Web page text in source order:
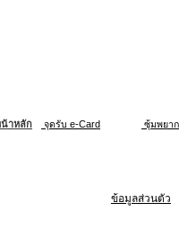
าหลัก จุดรับ e-Card ซุ้มพยา
ข้อมูลส่วนตัว